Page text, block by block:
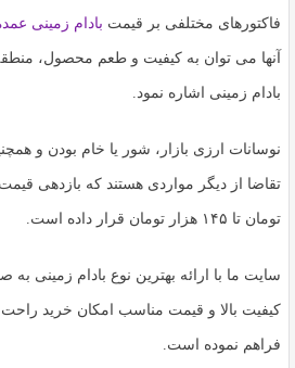
فاکتورهای مختلفی بر قیمت بادام زمینی
آنها می توان به کیفیت و طعم محصول،
بادام زمینی اشاره نمود.
نوسانات ارزی بازار، شور یا خام بودن و
تومان تا ۱۴۵ هزار تومان قرار داده است.
سایت ما با ارائه بهترین نوع بادام زمینی
کیفیت بالا و قیمت مناسب امکان خرید
فراهم نموده است.